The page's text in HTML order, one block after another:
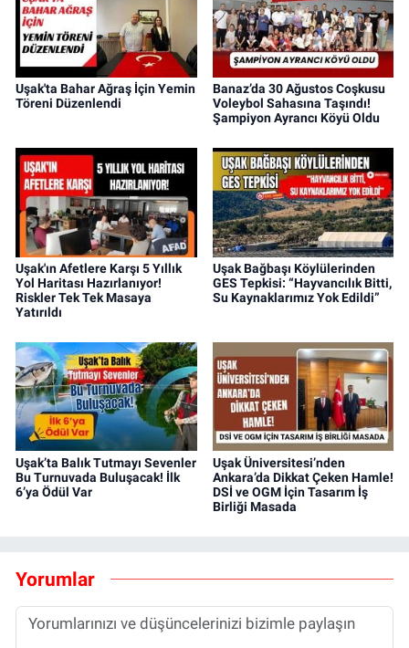
Uşak'ta Bahar Ağraş İçin Yemin
Töreni Düzenlendi
Banaz’da 30 Ağustos Coşkusu
Voleybol Sahasına Taşındı!
Şampiyon Ayrancı Köyü Oldu
Uşak'ın Afetlere Karşı 5 Yıllık
Yol Haritası Hazırlanıyor!
Riskler Tek Tek Masaya
Yatırıldı
Uşak Bağbaşı Köylülerinden
GES Tepkisi: “Hayvancılık Bitti,
Su Kaynaklarımız Yok Edildi”
Uşak’ta Balık Tutmayı Sevenler
Bu Turnuvada Buluşacak! İlk
6’ya Ödül Var
Uşak Üniversitesi’nden
Ankara’da Dikkat Çeken Hamle!
DSİ ve OGM İçin Tasarım İş
Birliği Masada
Yorumlar